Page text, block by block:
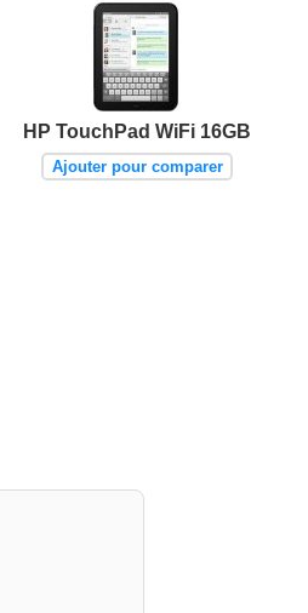
HP TouchPad WiFi 16GB
Ajouter pour comparer